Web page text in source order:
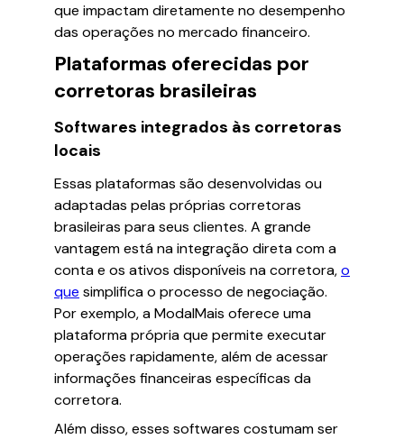
que impactam diretamente no desempenho
das operações no mercado financeiro.
Plataformas oferecidas por
corretoras brasileiras
Softwares integrados às corretoras
locais
Essas plataformas são desenvolvidas ou
adaptadas pelas próprias corretoras
brasileiras para seus clientes. A grande
vantagem está na integração direta com a
conta e os ativos disponíveis na corretora,o
que simplifica o processo de negociação.
Por exemplo, a ModalMais oferece uma
plataforma própria que permite executar
operações rapidamente, além de acessar
informações financeiras específicas da
corretora.
Além disso, esses softwares costumam ser